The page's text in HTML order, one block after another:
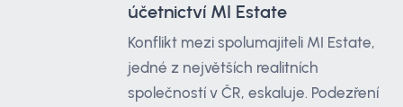
účetnictví MI Estate
Konflikt mezi spolumajiteli MI Estate,
jedné z největších realitních
společností v ČR, eskaluje. Podezření